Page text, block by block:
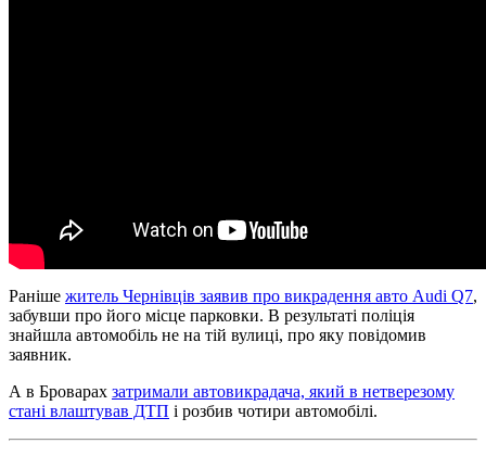
Раніше житель Чернівців заявив про викрадення авто Audi Q7,
забувши про його місце парковки. В результаті поліція
знайшла автомобіль не на тій вулиці, про яку повідомив
заявник.
А в Броварах затримали автовикрадача, який в нетверезому
стані влаштував ДТП і розбив чотири автомобілі.